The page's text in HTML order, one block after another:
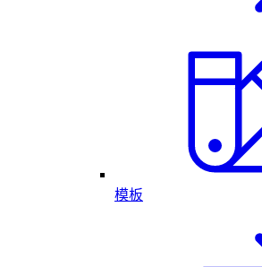
模板